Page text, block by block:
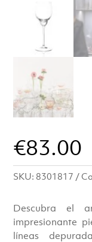
€83.00
SKU: 8301817
Descubra el
impresionante
líneas